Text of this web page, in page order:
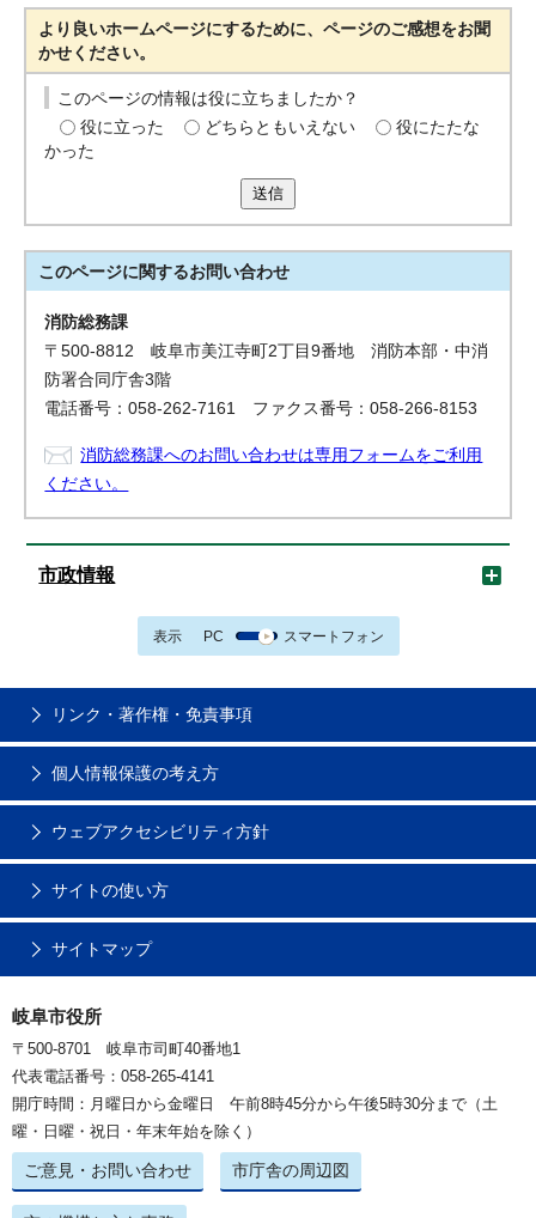
より良いホームページにするために、ページのご感想をお聞
かせください。
このページの情報は役に立ちましたか？
役に立った
どちらともいえない
役にたたな
かった
送信
このページに関するお問い合わせ
消防総務課
〒500-8812 岐阜市美江寺町2丁目9番地 消防本部・中消
防署合同庁舎3階
電話番号：058-262-7161 ファクス番号：058-266-8153
消防総務課へのお問い合わせは専用フォームをご利用
ください。
市政情報
表示 PC スマートフォン
リンク・著作権・免責事項
個人情報保護の考え方
ウェブアクセシビリティ方針
サイトの使い方
サイトマップ
岐阜市役所
〒500-8701 岐阜市司町40番地1
代表電話番号：058-265-4141
開庁時間：月曜日から金曜日 午前8時45分から午後5時30分まで（土
曜・日曜・祝日・年末年始を除く）
ご意見・お問い合わせ 市庁舎の周辺図